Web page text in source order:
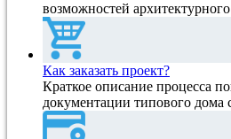
возможностей
Как заказать проект?
Краткое описание процесса
документации типового дома